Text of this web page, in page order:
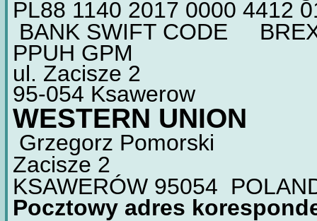
PL88 1140 2017 0000 4412
BANK SWIFT CODE
PPUH GPM
ul. Zacisze 2
95-054 Ksawerow
WESTERN UNION
Grzegorz Pomorski
Zacisze 2
KSAWERÓW 95054
Pocztowy adres